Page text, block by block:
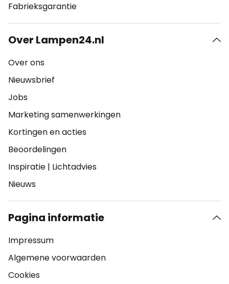
Fabrieksgarantie
Over Lampen24.nl
Over ons
Nieuwsbrief
Jobs
Marketing samenwerkingen
Kortingen en acties
Beoordelingen
Inspiratie | Lichtadvies
Nieuws
Pagina informatie
Impressum
Algemene voorwaarden
Cookies